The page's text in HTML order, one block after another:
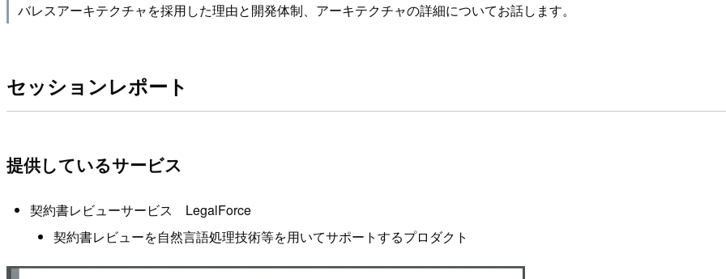
バレスアーキテクチャを採用した理由と開発体制、アーキテクチャの詳細についてお話します。
セッションレポート
提供しているサービス
契約書レビューサービス LegalForce
契約書レビューを自然言語処理技術等を用いてサポートするプロダクト